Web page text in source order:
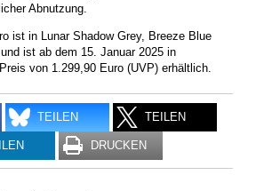
Abnutzung.
ist in Lunar Shadow Grey, Breeze Blue
ist ab dem 15. Januar 2025 in
von 1.299,90 Euro (UVP) erhältlich.
TEILEN TEILEN
DRUCKEN